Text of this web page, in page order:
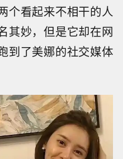
个看起来不相干的人
其妙，但是它却在网
到了美娜的社交媒体